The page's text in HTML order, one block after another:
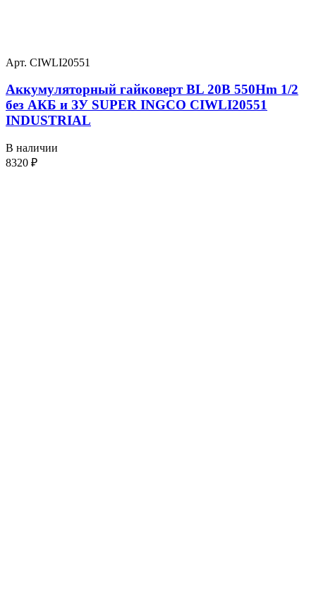
Арт. CIWLI20551
Аккумуляторный гайковерт BL 20В 550Hm 1/2
без АКБ и ЗУ SUPER INGCO CIWLI20551
INDUSTRIAL
В наличии
8320 ₽